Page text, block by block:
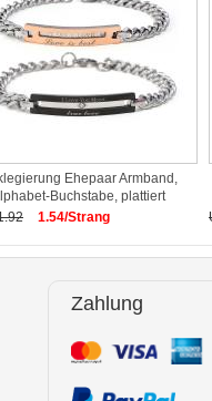
Ehepaar Armband,
Buchstabe, plattiert
1.54/Strang
Zahlung